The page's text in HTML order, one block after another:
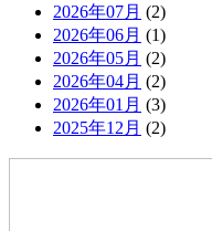
2026年07月 (2)
2026年06月 (1)
2026年05月 (2)
2026年04月 (2)
2026年01月 (3)
2025年12月 (2)